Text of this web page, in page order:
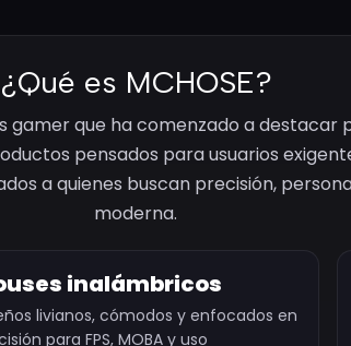
¿Qué es MCHOSE?
gamer que ha comenzado a destacar
pensados para usuarios
a quienes buscan precisión,
moderna.
inalámbricos
livianos, cómodos y enfocados en
para FPS, MOBA y uso